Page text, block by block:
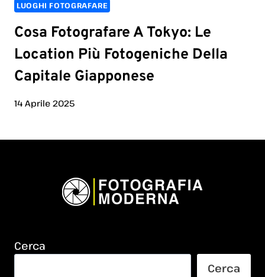
LUOGHI FOTOGRAFARE
Cosa Fotografare A Tokyo: Le
Location Più Fotogeniche Della
Capitale Giapponese
14 Aprile 2025
Cerca
Cerca